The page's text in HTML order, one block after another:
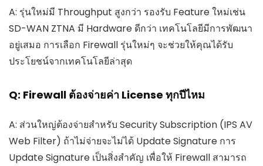
A: รุ่นใหม่มี Throughput สูงกว่า รองรับ Feature ใหม่เช่น
SD-WAN ZTNA มี Hardware ดีกว่า เทคโนโลยีมีการพัฒนา
อยู่เสมอ การเลือก Firewall รุ่นใหม่ๆ จะช่วยให้คุณได้รับ
ประโยชน์จากเทคโนโลยีล่าสุด
Q: Firewall ต้องจ่ายค่า License ทุกปีไหม
A: ส่วนใหญ่ต้องจ่ายสำหรับ Security Subscription (IPS AV
Web Filter) ถ้าไม่จ่ายจะไม่ได้ Update Signature การ
Update Signature เป็นสิ่งสำคัญ เพื่อให้ Firewall สามารถ